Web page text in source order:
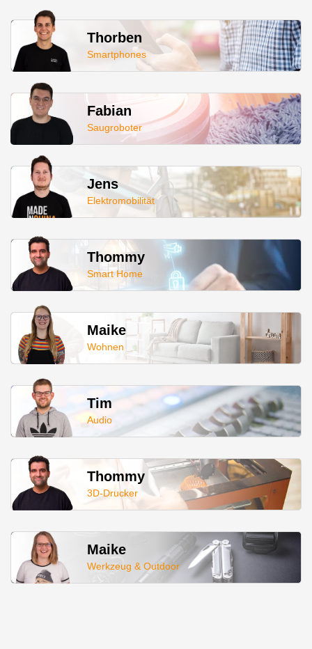
Thorben
Smartphones
Fabian
Saugroboter
Jens
Elektromobilität
Thommy
Smart Home
Maike
Wohnen
Tim
Audio
Thommy
3D-Drucker
Maike
Werkzeug & Outdoor